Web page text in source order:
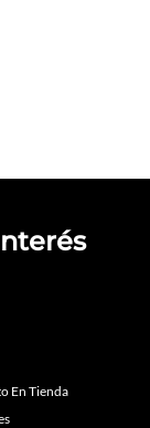
En Tienda